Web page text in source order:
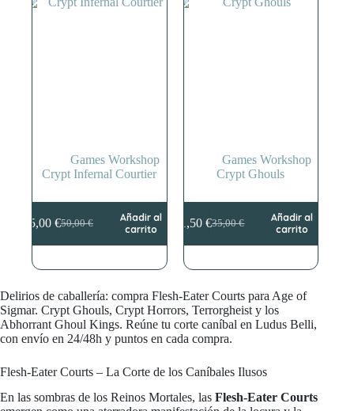
Games Workshop
Crypt Infernal Courtier
50,00€
El
precio
era:
45,00 €El
precio
es:
Añadir al
carrito
Games Workshop
Crypt Ghouls
35,00€
El
precio
era:
31,50€El
precio
es:
Añadir al
carrito
Delirios de caballería: compra Flesh-Eater Courts para Age of
Sigmar. Crypt Ghouls, Crypt Horrors, Terrorgheist y los
Abhorrant Ghoul Kings. Reúne tu corte caníbal en Ludus Belli,
con envío en 24/48h y puntos en cada compra.
Flesh-Eater Courts – La Corte de los Caníbales Ilusos
En las sombras de los Reinos Mortales, las Flesh-Eater Courts